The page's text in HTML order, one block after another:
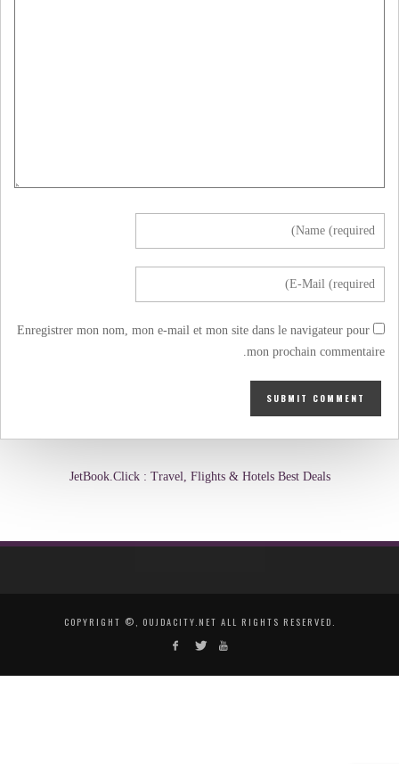
Enregistrer mon nom, mon e-mail et mon site dans le navigateur pour
mon prochain commentaire.
JetBook.Click : Travel, Flights & Hotels Best Deals
COPYRIGHT ©, OUJDACITY.NET ALL RIGHTS RESERVED.